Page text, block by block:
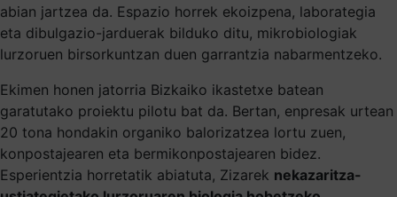
abian jartzea da. Espazio horrek ekoizpena, laborategia
eta dibulgazio-jarduerak bilduko ditu, mikrobiologiak
lurzoruen birsorkuntzan duen garrantzia nabarmentzeko.
Ekimen honen jatorria Bizkaiko ikastetxe batean
garatutako proiektu pilotu bat da. Bertan, enpresak urtean
20 tona hondakin organiko balorizatzea lortu zuen,
konpostajearen eta bermikonpostajearen bidez.
Esperientzia horretatik abiatuta, Zizarek nekazaritza-